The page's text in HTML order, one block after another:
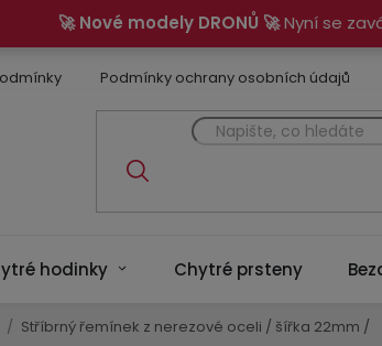
🚀 Nové modely DRONŮ 🚀Nyní se
Podmínky ochrany osobních údajů
hodinky Chytré prsteny
/ Stříbrný řemínek z nerezové oceli / šířka 22mm /